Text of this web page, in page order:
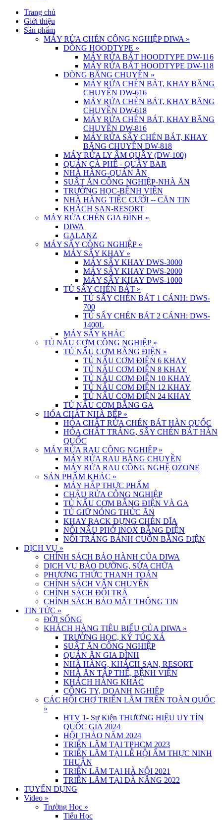
Trang chủ
Giới thiệu
Sản phẩm
MÁY RỬA CHÉN CÔNG NGHIỆP DIWA »
DÒNG HOODTYPE »
MÁY RỬA BÁT HOODTYPE DW-116
MÁY RỬA BÁT HOODTYPE DW-118
DÒNG BĂNG CHUYỀN »
MÁY RỬA CHÉN BÁT, KHAY BĂNG
CHUYỀN DW-616
MÁY RỬA CHÉN BÁT, KHAY BĂNG
CHUYỀN DW-618
MÁY RỬA CHÉN BÁT, KHAY BĂNG
CHUYỀN DW-816
MÁY RỬA SẤY CHÉN BÁT, KHAY
BĂNG CHUYỀN DW-818
MÁY RỬA LY ÂM QUẦY (DW-100)
QUÁN CÀ PHÊ - QUẦY BAR
NHÀ HÀNG-QUÁN ĂN
SUẤT ĂN CÔNG NGHIỆP-NHÀ ĂN
TRƯỜNG HỌC-BỆNH VIỆN
NHÀ HÀNG TIỆC CƯỚI -- CĂN TIN
KHÁCH SẠN-RESORT
MÁY RỬA CHÉN GIA ĐÌNH »
DIWA
GALANZ
MÁY SẤY CÔNG NGHIỆP »
MÁY SẤY KHAY »
MÁY SẤY KHAY DWS-3000
MÁY SẤY KHAY DWS-2000
MÁY SẤY KHAY DWS-1000
TỦ SẤY CHÉN BÁT »
TỦ SẤY CHÉN BÁT 1 CÁNH: DWS-
700
TỦ SẤY CHÉN BÁT 2 CÁNH: DWS-
1400L
MÁY SẤY KHÁC
TỦ NẤU CƠM CÔNG NGHIỆP »
TỦ NẤU CƠM BẰNG ĐIỆN »
TỦ NẤU CƠM ĐIỆN 6 KHAY
TỦ NẤU CƠM ĐIỆN 8 KHAY
TỦ NẤU CƠM ĐIỆN 10 KHAY
TỦ NẤU CƠM ĐIỆN 12 KHAY
TỦ NẤU CƠM ĐIỆN 24 KHAY
TỦ NẤU CƠM BẰNG GA
HÓA CHẤT NHÀ BẾP »
HÓA CHẤT RỬA CHÉN BÁT HÀN QUỐC
HÓA CHẤT TRÁNG, SẤY CHÉN BÁT HÀN
QUỐC
MÁY RỬA RAU CÔNG NGHIỆP »
MÁY RỬA RAU BĂNG CHUYỀN
MÁY RỬA RAU CÔNG NGHỆ OZONE
SẢN PHẨM KHÁC »
MÁY HẤP THỰC PHẨM
CHẬU RỬA CÔNG NGHIỆP
TỦ NẤU CƠM BẰNG ĐIỆN VÀ GA
TỦ GIỮ NÓNG THỨC ĂN
KHAY RACK ĐỰNG CHÉN DĨA
NỒI NẤU PHỞ INOX BẰNG ĐIỆN
NỒI TRÁNG BÁNH CUỐN BẰNG ĐIỆN
DỊCH VỤ »
CHÍNH SÁCH BẢO HÀNH CỦA DIWA
DỊCH VỤ BẢO DƯỠNG, SỬA CHỮA
PHƯƠNG THỨC THANH TOÁN
CHÍNH SÁCH VẬN CHUYỂN
CHÍNH SÁCH ĐỔI TRẢ
CHÍNH SÁCH BẢO MẬT THÔNG TIN
TIN TỨC »
ĐỜI SỐNG
KHÁCH HÀNG TIÊU BIỂU CỦA DIWA »
TRƯỜNG HỌC, KÝ TÚC XÁ
SUẤT ĂN CÔNG NGHIỆP
QUÁN ĂN GIA ĐÌNH
NHÀ HÀNG, KHÁCH SẠN, RESORT
NHÀ ĂN TẬP THỂ, BỆNH VIỆN
KHÁCH HÀNG KHÁC
CÔNG TY, DOANH NGHIỆP
CÁC HỘI CHỢ TRIỂN LÃM TRÊN TOÀN QUỐC
»
HTV 1- Sự Kiện THƯƠNG HIỆU UY TÍN
QUỐC GIA 2024
HỘI THẢO NĂM 2024
TRIỂN LÃM TẠI TPHCM 2023
TRIỂN LÃM TẠI LỄ HỘI ẨM THỰC NINH
THUẬN
TRIỂN LÃM TẠI HÀ NỘI 2021
TRIỂN LÃM TẠI ĐÀ NẴNG 2022
TUYỂN DỤNG
Video »
Trường Học »
Tiểu Học